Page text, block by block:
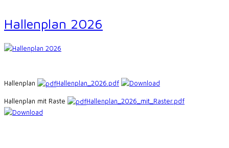
Hallenplan 2026
Hallenplan Hallenplan_2026.pdf
Hallenplan mit Raste Hallenplan_2026_mit_Raster.pdf